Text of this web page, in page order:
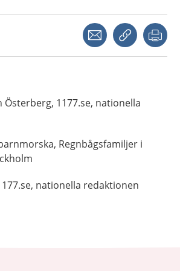
Dela via mejlKopiera länk
Österberg, 1177.se, nationella
Regnbågsfamiljer i
nationella redaktionen